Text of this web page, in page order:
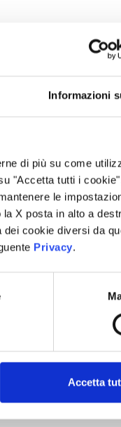
Informazioni
di più su come
"Accetta tutti i
le
X posta in alto a
cookie diversi da
Privacy.
Accetta